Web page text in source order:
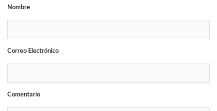
Nombre
Correo Electrónico
Comentario